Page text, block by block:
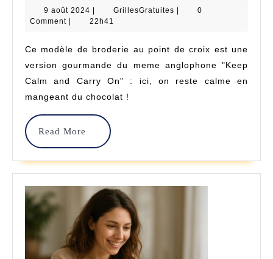
And
Chocolate
–
–
Marika
Bel
9 août 2024 9
août
| GrillesGratuites GrillesGratuites
|
0
Comment | 22h41
Ce modèle de broderie au point de croix est une
version gourmande du meme anglophone "Keep
Calm and Carry On" : ici, on reste calme en
mangeant du chocolat !
Read More
Read
More